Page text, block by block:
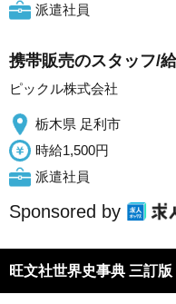
派遣社員
携帯販売のスタッフ/
ピックル株式会社
栃木県 足利市
時給1,500円
派遣社員
Sponsored by
旺文社世界史事典 三訂版